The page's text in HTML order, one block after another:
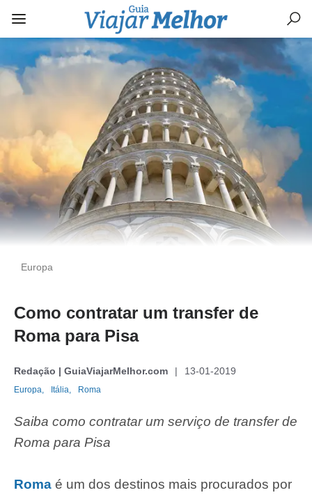
Europa
Como contratar um transfer de
Roma para Pisa
Redação | GuiaViajarMelhor.com 13-01-2019
Europa, Itália, Roma
Saiba como contratar um serviço de transfer de
Roma para Pisa
Roma é um dos destinos mais procurados por